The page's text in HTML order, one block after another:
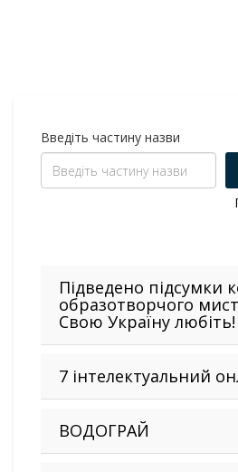
Введіть частину назви
Підведено підсумки
образотворчого
Свою Україну любіть!
7 інтелектуальний
ВОДОГРАЙ